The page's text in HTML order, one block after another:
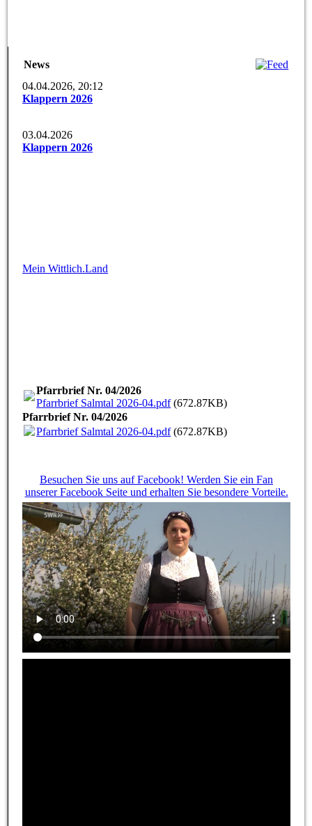
News
04.04.2026, 20:12
Klappern 2026
03.04.2026
Klappern 2026
Mein Wittlich.Land
Pfarrbrief Nr. 04/2026
Pfarrbrief Salmtal 2026-04.pdf(672.87KB)
Pfarrbrief Nr. 04/2026
Pfarrbrief Salmtal 2026-04.pdf(672.87KB)
Besuchen Sie uns auf Facebook! Werden Sie ein Fan
unserer Facebook Seite und erhalten Sie besondere Vorteile.